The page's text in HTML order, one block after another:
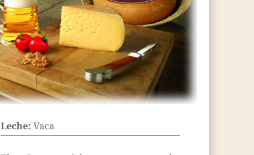
Leche: Vaca